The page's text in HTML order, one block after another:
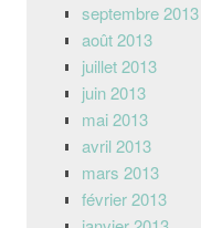
septembre 2013
août 2013
juillet 2013
juin 2013
mai 2013
avril 2013
mars 2013
février 2013